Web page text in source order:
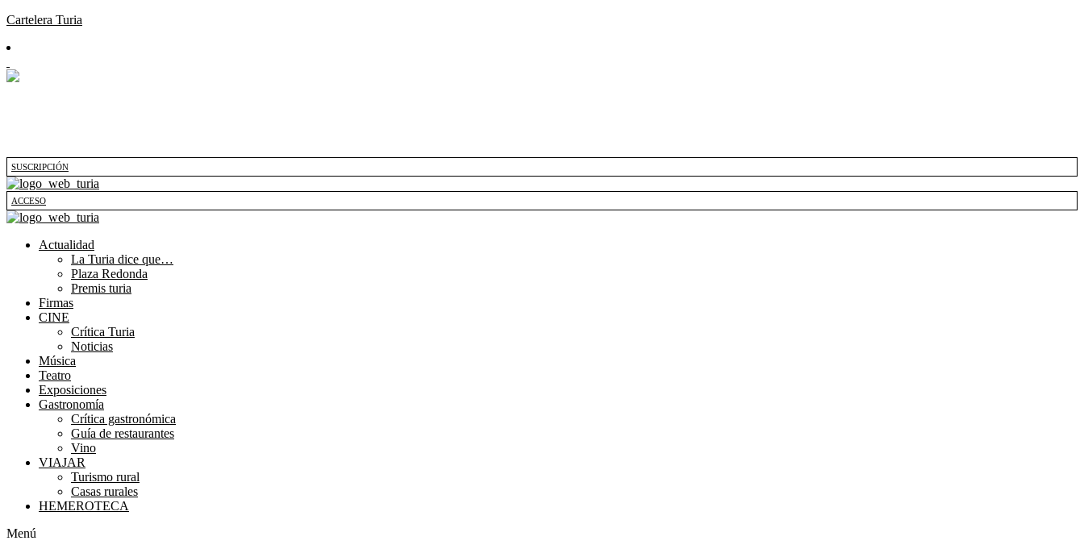
Cartelera Turia
SUSCRIPCIÓN
ACCESO
Actualidad
La Turia dice que…
Plaza Redonda
Premis turia
Firmas
CINE
Crítica Turia
Noticias
Música
Teatro
Exposiciones
Gastronomía
Crítica gastronómica
Guía de restaurantes
Vino
VIAJAR
Turismo rural
Casas rurales
HEMEROTECA
Menú